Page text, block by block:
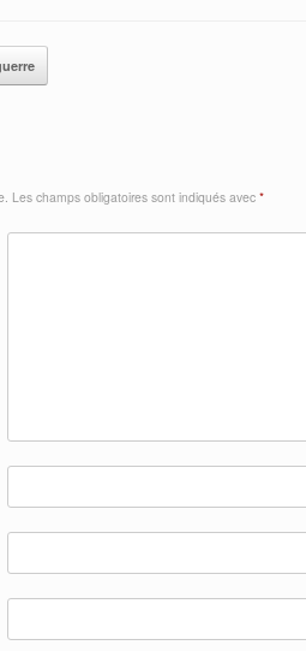
Les champs obligatoires sont indiqués avec *